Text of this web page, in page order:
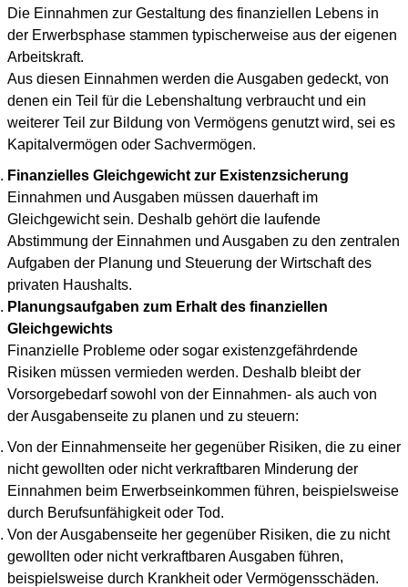
Die Einnahmen zur Gestaltung des finanziellen Lebens in
der Erwerbsphase stammen typischerweise aus der eigenen
Arbeitskraft.
Aus diesen Einnahmen werden die Ausgaben gedeckt, von
denen ein Teil für die Lebenshaltung verbraucht und ein
weiterer Teil zur Bildung von Vermögens genutzt wird, sei es
Kapitalvermögen oder Sachvermögen.
Finanzielles Gleichgewicht zur Existenzsicherung
Einnahmen und Ausgaben müssen dauerhaft im
Gleichgewicht sein. Deshalb gehört die laufende
Abstimmung der Einnahmen und Ausgaben zu den zentralen
Aufgaben der Planung und Steuerung der Wirtschaft des
privaten Haushalts.
Planungsaufgaben zum Erhalt des finanziellen
Gleichgewichts
Finanzielle Probleme oder sogar existenzgefährdende
Risiken müssen vermieden werden. Deshalb bleibt der
Vorsorgebedarf sowohl von der Einnahmen- als auch von
der Ausgabenseite zu planen und zu steuern:
Von der Einnahmenseite her gegenüber Risiken, die zu einer
nicht gewollten oder nicht verkraftbaren Minderung der
Einnahmen beim Erwerbseinkommen führen, beispielsweise
durch Berufsunfähigkeit oder Tod.
Von der Ausgabenseite her gegenüber Risiken, die zu nicht
gewollten oder nicht verkraftbaren Ausgaben führen,
beispielsweise durch Krankheit oder Vermögensschäden.